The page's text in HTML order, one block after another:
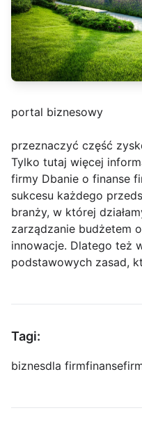
portal biznesowy
przeznaczyć część
Tylko tutaj więcej
firmy Dbanie o finanse
sukcesu każdego
branży, w której
zarządzanie budżetem
innowacje. Dlatego też
podstawowych zasad,
Tagi:
biznesdla firmfinanse